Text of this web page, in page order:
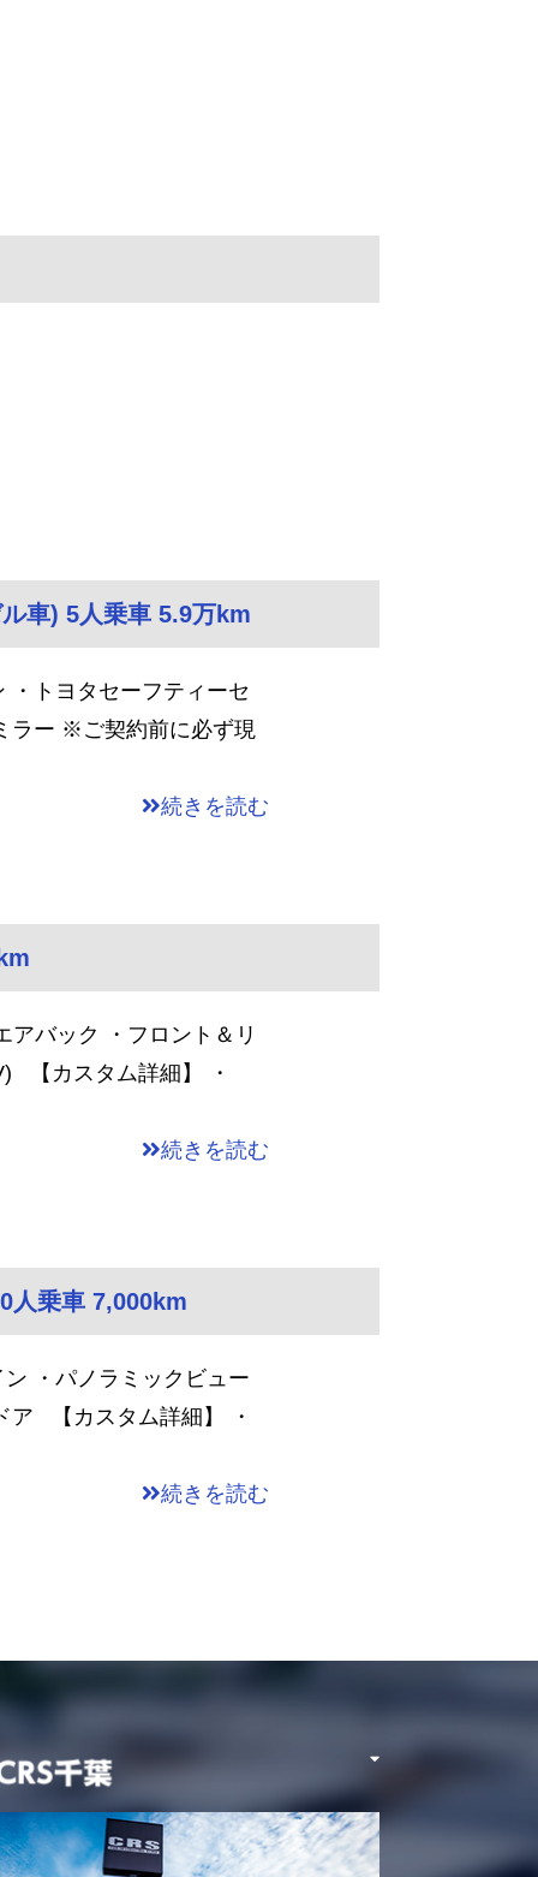
車) 5人乗車 5.9万km
・トヨタセーフティーセ
ラー ※ご契約前に必ず現
続きを読む
バック ・フロント＆リ
【カスタム詳細】 ・
続きを読む
人乗車 7,000km
・パノラミックビュー
ア 【カスタム詳細】 ・
続きを読む